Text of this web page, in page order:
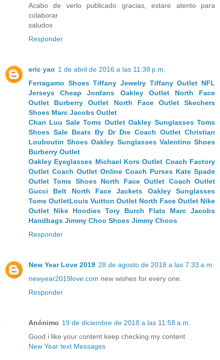
Acabo de verlo publicado gracias, estare atento para
colaborar
saludos
Responder
eric yao 1 de abril de 2016 a las 11:38 p.m.
Ferragamo Shoes Tiffany Jewelry Tiffany Outlet NFL
Jerseys
Cheap Jordans Oakley Outlet
North Face
Outlet
Burberry Outlet North Face Outlet
Skechers
Shoes Marc Jacobs Outlet
Chan Luu Sale Toms Outlet Oakley Sunglasses Toms
Shoes Sale Beats By Dr Dre Coach Outlet Christian
Louboutin Shoes Oakley Sunglasses Valentino Shoes
Burberry Outlet
Oakley Eyeglasses Michael Kors Outlet Coach Factory
Outlet Coach Outlet Online Coach Purses Kate Spade
Outlet Toms Shoes North Face Outlet Coach Outlet
Gucci Belt
North Face Jackets
Oakley Sunglasses
Toms OutletLouis Vuitton Outlet North Face Outlet Nike
Outlet
Nike Hoodies Tory Burch Flats
Marc Jacobs
Handbags Jimmy Choo Shoes Jimmy Choos
Responder
New Year Love 2019 28 de agosto de 2018 a las 7:33 a.m.
newyear2019love.com new wishes for every one.
Responder
Anónimo 19 de diciembre de 2018 a las 11:58 a.m.
Good i like your content keep checking my content
New Year text Messages